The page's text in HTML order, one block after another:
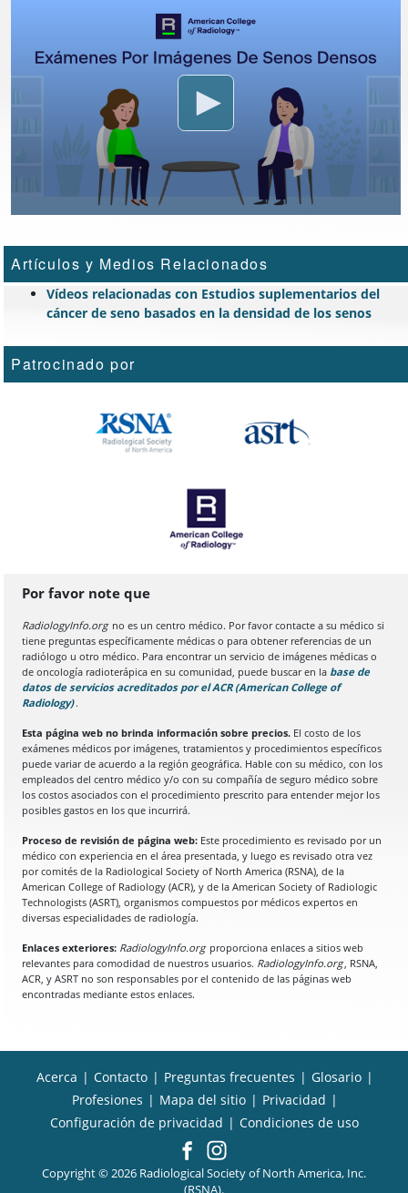
Artículos y Medios Relacionados
Vídeos relacionadas con Estudios suplementarios del
cáncer de seno basados en la densidad de los senos
Patrocinado por
Por favor note que
RadiologyInfo.orgno es un centro médico. Por favor contacte a su médico si
tiene preguntas específicamente médicas o para obtener referencias de un
radiólogo u otro médico. Para encontrar un servicio de imágenes médicas o
de oncología radioterápica en su comunidad, puede buscar en la base de
datos de servicios acreditados por el ACR (American College of
Radiology)(Se abre en una nueva pestaña del navegador)
.
Esta página web no brinda información sobre precios. El costo de los
exámenes médicos por imágenes, tratamientos y procedimientos específicos
puede variar de acuerdo a la región geográfica. Hable con su médico, con los
empleados del centro médico y/o con su compañía de seguro médico sobre
los costos asociados con el procedimiento prescrito para entender mejor los
posibles gastos en los que incurrirá.
Proceso de revisión de página web: Este procedimiento es revisado por un
médico con experiencia en el área presentada, y luego es revisado otra vez
por comités de la Radiological Society of North America (RSNA), de la
American College of Radiology (ACR), y de la American Society of Radiologic
Technologists (ASRT), organismos compuestos por médicos expertos en
diversas especialidades de radiología.
Enlaces exteriores: RadiologyInfo.org proporciona enlaces a sitios web
relevantes para comodidad de nuestros usuarios. RadiologyInfo.org, RSNA,
ACR, y ASRT no son responsables por el contenido de las páginas web
encontradas mediante estos enlaces.
Acerca | Contacto | Preguntas frecuentes | Glosario |
Profesiones | Mapa del sitio | Privacidad |
Configuración de privacidad | Condiciones de uso
Copyright © 2026 Radiological Society of North America, Inc.